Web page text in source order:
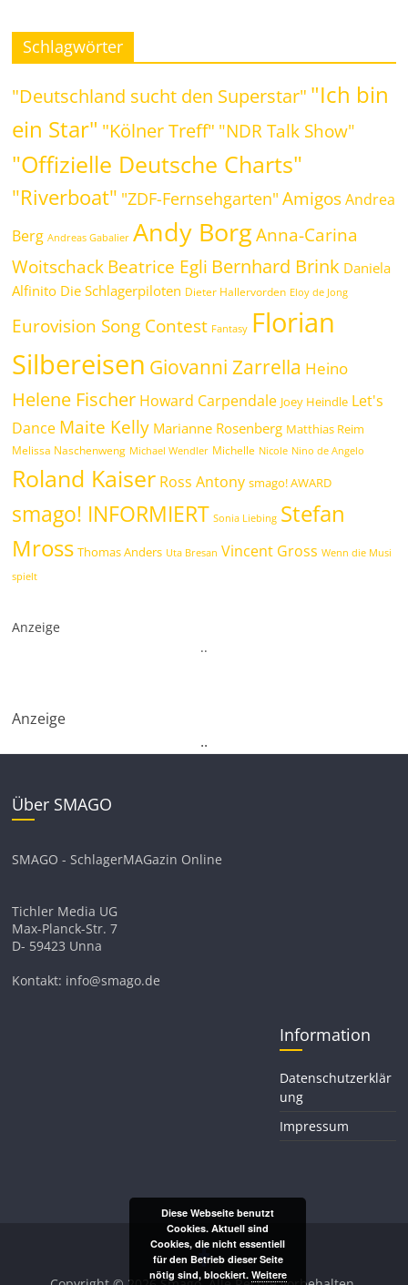
Schlagwörter
"Deutschland sucht den Superstar" "Ich bin
ein Star" "Kölner Treff" "NDR Talk Show"
"Offizielle Deutsche Charts"
"Riverboat" "ZDF-Fernsehgarten" Amigos Andrea
Berg Andreas Gabalier Andy Borg Anna-Carina
WoitschackBeatrice Egli Bernhard Brink Daniela
Alfinito Die Schlagerpiloten Dieter Hallervorden Eloy de Jong
Eurovision Song Contest Fantasy Florian
Silbereisen Giovanni Zarrella Heino
Helene Fischer Howard Carpendale Joey Heindle Let's
Dance Maite Kelly Marianne Rosenberg Matthias Reim
Melissa Naschenweng Michael Wendler Michelle Nicole Nino de Angelo
Roland Kaiser Ross Antony smago! AWARD
smago! INFORMIERT Sonia Liebing Stefan
Mross Thomas Anders Uta Bresan Vincent Gross Wenn die Musi
spielt
Anzeige
..
Anzeige
..
Über SMAGO
SMAGO - SchlagerMAGazin Online
Tichler Media UG
Max-Planck-Str. 7
D- 59423 Unna
Kontakt: info@smago.de
Information
Datenschutzerklär
ung
Impressum
Diese Webseite benutzt
Cookies. Aktuell sind
Cookies, die nicht essentiell
für den Betrieb dieser Seite
nötig sind, blockiert. Weitere